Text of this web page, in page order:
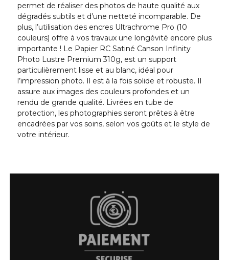
permet de réaliser des photos de haute qualité aux
dégradés subtils et d’une netteté incomparable. De
plus, l’utilisation des encres Ultrachrome Pro (10
couleurs) offre à vos travaux une longévité encore plus
importante ! Le Papier RC Satiné Canson Infinity
Photo Lustre Premium 310g, est un support
particulièrement lisse et au blanc, idéal pour
l’impression photo. Il est à la fois solide et robuste. Il
assure aux images des couleurs profondes et un
rendu de grande qualité. Livrées en tube de
protection, les photographies seront prêtes à être
encadrées par vos soins, selon vos goûts et le style de
votre intérieur.